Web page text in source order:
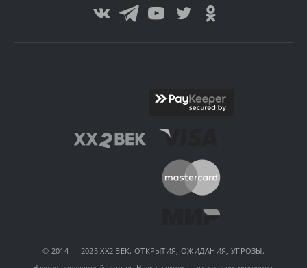
© 2014 — 2025 XX2 ВЕК. ОТКРЫТИЯ, ОЖИДАНИЯ, УГРОЗЫ.